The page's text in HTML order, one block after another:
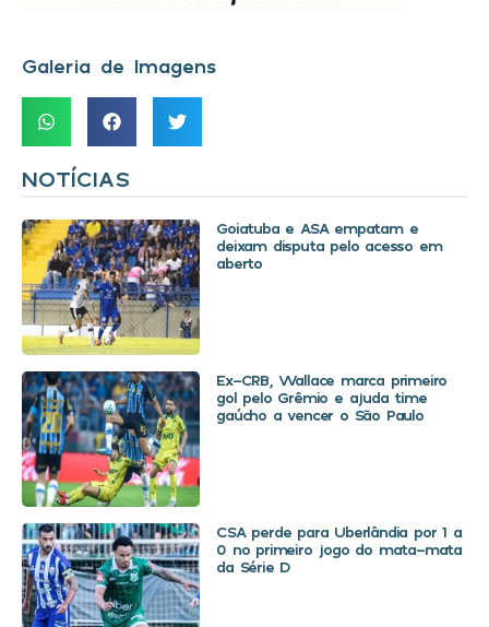
Galeria de Imagens
NOTÍCIAS
Goiatuba e ASA empatam e
deixam disputa pelo acesso em
aberto
Ex-CRB, Wallace marca primeiro
gol pelo Grêmio e ajuda time
gaúcho a vencer o São Paulo
CSA perde para Uberlândia por 1 a
0 no primeiro jogo do mata-mata
da Série D